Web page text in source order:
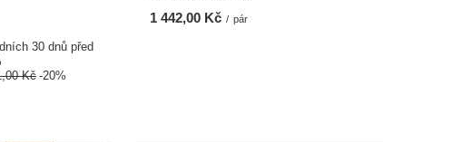
30 dnů před
Kč -20%
1 442,00 Kč / pár